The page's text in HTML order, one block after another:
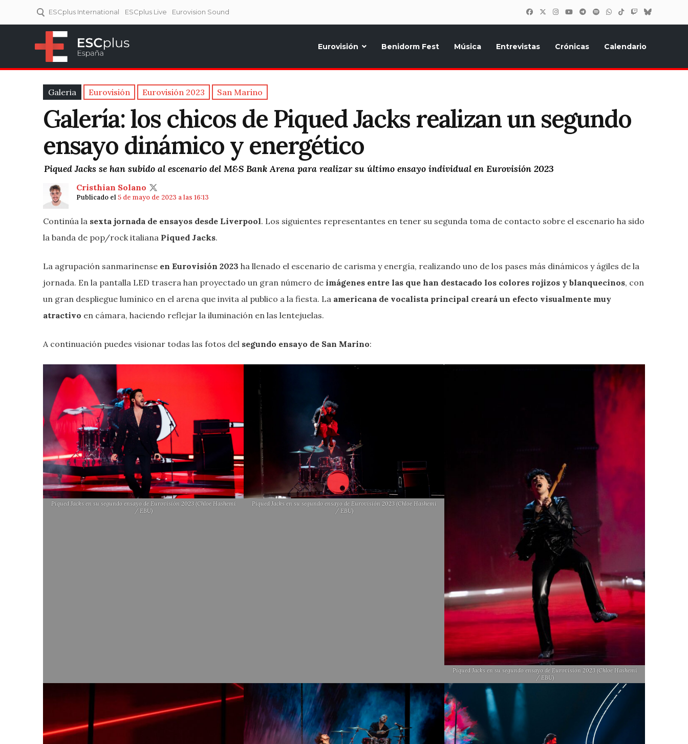
ESCplus International ESCplus Live Eurovision Sound
Eurovisión Benidorm Fest Música Entrevistas Crónicas Calendario
Galeria Eurovisión Eurovisión 2023 San Marino
Galería: los chicos de Piqued Jacks realizan un segundo
ensayo dinámico y energético
Piqued Jacks se han subido al escenario del M&S Bank Arena para realizar su último ensayo individual en Eurovisión 2023
Cristhian Solano
Publicado el5 de mayo de 2023 a las 16:13
Continúa la sexta jornada de ensayos desde Liverpool. Los siguientes representantes en tener su segunda toma de contacto sobre el escenario ha sido
la banda de pop/rock italiana Piqued Jacks.
La agrupación sanmarinense en Eurovisión 2023 ha llenado el escenario de carisma y energía, realizando uno de los pases más dinámicos y ágiles de la
jornada. En la pantalla LED trasera han proyectado un gran número de imágenes entre las que han destacado los colores rojizos y blanquecinos, con
un gran despliegue lumínico en el arena que invita al publico a la fiesta. La americana de vocalista principal creará un efecto visualmente muy
atractivo en cámara, haciendo reflejar la iluminación en las lentejuelas.
A continuación puedes visionar todas las fotos del segundo ensayo de San Marino:
Piqued Jacks en su segundo ensayo de Eurovisión 2023 (Chloe Hashemi
/ EBU)
Piqued Jacks en su segundo ensayo de Eurovisión 2023 (Chloe Hashemi
/ EBU)
Piqued Jacks en su segundo ensayo de Eurovisión 2023 (Chloe Hashemi
/ EBU)